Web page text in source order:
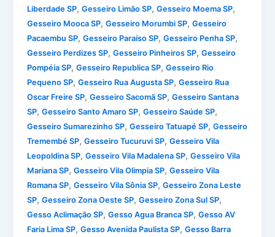
Liberdade SP,Gesseiro Limão SP,Gesseiro Moema SP,
Gesseiro Mooca SP,Gesseiro Morumbi SP,Gesseiro
Pacaembu SP,Gesseiro Paraíso SP,Gesseiro Penha SP,
Gesseiro Perdizes SP,Gesseiro Pinheiros SP,Gesseiro
Pompéia SP,Gesseiro Republica SP,Gesseiro Rio
Pequeno SP,Gesseiro Rua Augusta SP,Gesseiro Rua
Oscar Freire SP,Gesseiro Sacomã SP,Gesseiro Santana
SP,Gesseiro Santo Amaro SP,Gesseiro Saúde SP,
Gesseiro Sumarezinho SP,Gesseiro Tatuapé SP,Gesseiro
Tremembé SP,Gesseiro Tucuruvi SP,Gesseiro Vila
Leopoldina SP,Gesseiro Vila Madalena SP,Gesseiro Vila
Mariana SP,Gesseiro Vila Olimpia SP,Gesseiro Vila
Romana SP,Gesseiro Vila Sônia SP,Gesseiro Zona Leste
SP,Gesseiro Zona Oeste SP,Gesseiro Zona Sul SP,
Gesso Aclimação SP,Gesso Agua Branca SP,Gesso AV
Faria Lima SP,Gesso Avenida Paulista SP,Gesso Barra